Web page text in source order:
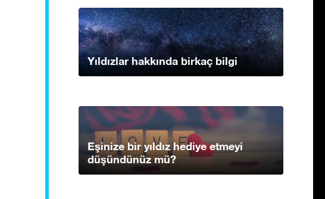
Yıldızlar hakkında birkaç bilgi
Eşinize bir yıldız hediye etmeyi
düşündünüz mü?